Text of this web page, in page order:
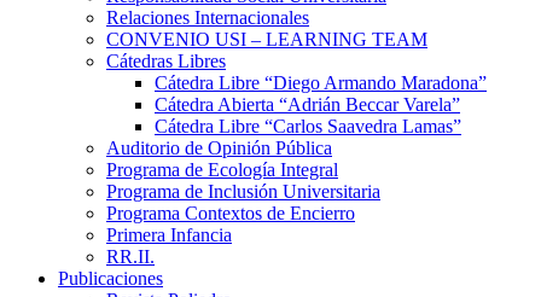
Relaciones Internacionales
CONVENIO USI – LEARNING TEAM
Cátedras Libres
Cátedra Libre “Diego Armando Maradona”
Cátedra Abierta “Adrián Beccar Varela”
Cátedra Libre “Carlos Saavedra Lamas”
Auditorio de Opinión Pública
Programa de Ecología Integral
Programa de Inclusión Universitaria
Programa Contextos de Encierro
Primera Infancia
RR.II.
Publicaciones